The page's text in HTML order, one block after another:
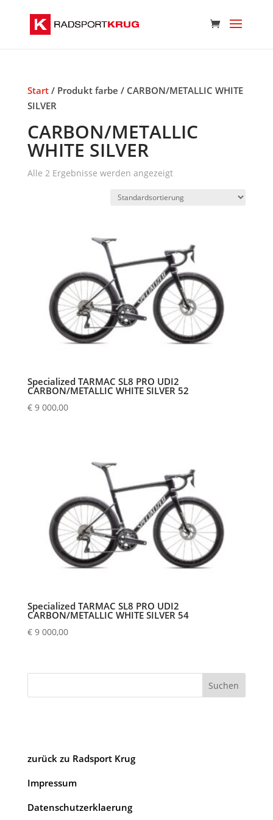
Start/ Produkt farbe / CARBON/METALLIC WHITE
SILVER
CARBON/METALLIC
WHITE SILVER
Alle 2 Ergebnisse werden angezeigt
Specialized TARMAC SL8 PRO UDI2
CARBON/METALLIC WHITE SILVER 52
€9 000,00
Specialized TARMAC SL8 PRO UDI2
CARBON/METALLIC WHITE SILVER 54
€9 000,00
Suchen
zurück zu Radsport Krug
Impressum
Datenschutzerklaerung